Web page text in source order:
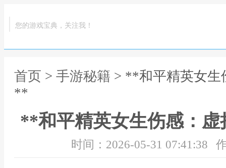
您的游戏宝典，关注我！
首页 > 手游秘籍 > **和平精英女生
**
**和平精英女生伤感：
时间：2026-05-31 07:41:38